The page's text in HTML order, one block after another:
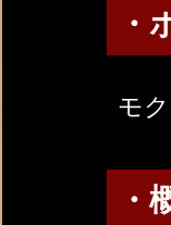
・
モ
・